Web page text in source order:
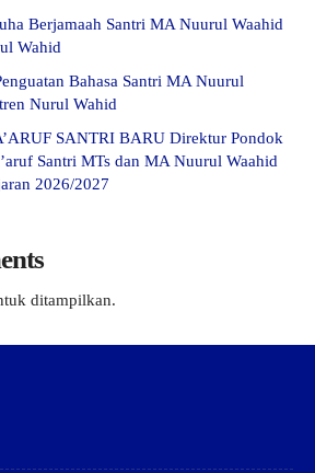
Berjamaah Santri MA Nuurul Waahid
Wahid
Bahasa Santri MA Nuurul
Nurul Wahid
SANTRI BARU Direktur Pondok
Santri MTs dan MA Nuurul Waahid
2026/2027
ditampilkan.